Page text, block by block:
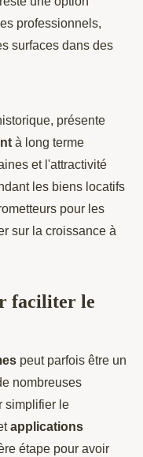
professionnels,
surfaces dans des
présente
à long terme
et l'attractivité
les biens locatifs
pour les
sur la croissance à
faciliter le
peut parfois être un
nombreuses
simplifier le
applications
étape pour avoir